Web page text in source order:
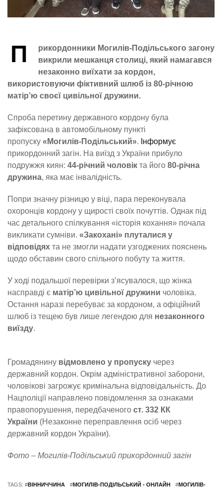
П
рикордонники Могилів-Подільського загону
викрили мешканця столиці, який намагався
незаконно виїхати за кордон,
використовуючи фіктивний шлюб із 80-річною
матір’ю своєї цивільної дружини.
Спроба перетину державного кордону була
зафіксована в автомобільному пункті
пропуску «Могилів-Подільський». Інформує
прикордонний загін. На виїзд з України прибуло
подружжя киян: 44-річний чоловік та його 80-річна
дружина, яка має інвалідність.
Попри значну різницю у віці, пара переконувала
охоронців кордону у щирості своїх почуттів. Однак під
час детального спілкування «історія кохання» почала
викликати сумніви. «Закохані» плуталися у
відповідях та не змогли надати узгоджених пояснень
щодо обставин свого спільного побуту та життя.
У ході подальшої перевірки з’ясувалося, що жінка
насправді є матір’ю цивільної дружини чоловіка.
Остання наразі перебуває за кордоном, а офіційний
шлюб із тещею був лише легендою для незаконного
виїзду.
Громадянину відмовлено у пропуску через
державний кордон. Окрім адміністративної заборони,
чоловікові загрожує кримінальна відповідальність. До
Нацполіції направлено повідомлення за ознаками
правопорушення, передбаченого ст. 332 КК
України (Незаконне переправлення осіб через
державний кордон України).
Фото – Могилів-Подільський прикордонний загін
TAGS: #ВІННИЧЧИНА #МОГИЛІВ-ПОДІЛЬСЬКИЙ - ОНЛАЙН #МОГИЛІВ-